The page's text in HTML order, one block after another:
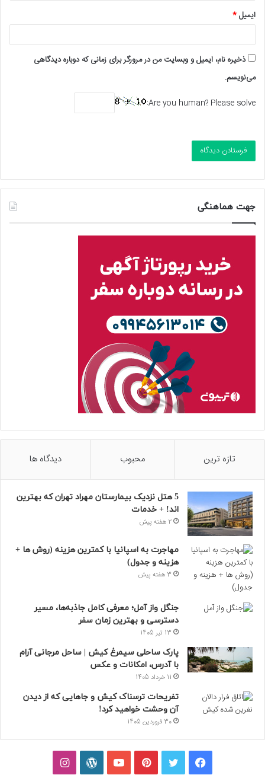
ایمیل*
ذخیره نام، ایمیل و وبسایت من در مرورگر برای زمانی که دوباره دیدگاهی
می‌نویسم.
Are you human? Please solve:
جهت هماهنگی
تازه ترین محبوب دیدگاه ها
5 هتل نزدیک بیمارستان مهراد تهران که بهترین‌
اند! + خدمات
2 هفته پیش
مهاجرت به اسپانیا با کمترین هزینه (روش ها +
هزینه و جدول)
3 هفته پیش
جنگل واز آمل؛ معرفی کامل جاذبه‌ها، مسیر
دسترسی و بهترین زمان سفر
13 تیر 1405
پارک ساحلی سیمرغ کیش | ساحل مرجانی آرام
با آدرس، امکانات و عکس
11 خرداد 1405
تفریحات ترسناک کیش و جاهایی که از دیدن
آن وحشت خواهید کرد!
30 فروردین 1405
فیسبوکتوییترپینتریستیوتیوبوردپرساینستاگرام